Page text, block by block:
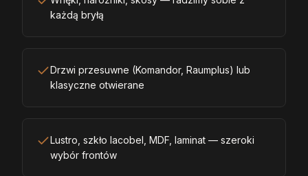
każdą bryłą
Drzwi przesuwne (Komandor, Raumplus) lub
klasyczne otwierane
Lustro, szkło lacobel, MDF, laminat — szeroki
wybór frontów